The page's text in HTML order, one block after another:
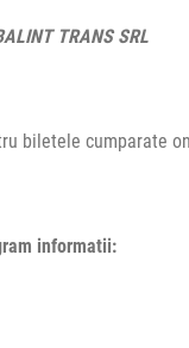
TRANS SRL
biletele cumparate
informatii: